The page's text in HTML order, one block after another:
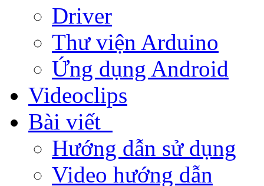
Driver
Thư viện Arduino
Ứng dụng Android
Videoclips
Bài viết
Hướng dẫn sử dụng
Video hướng dẫn